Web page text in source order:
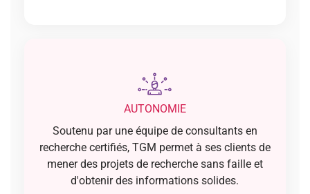
AUTONOMIE
Soutenu par une équipe de consultants en
recherche certifiés, TGM permet à ses clients de
mener des projets de recherche sans faille et
d'obtenir des informations solides.